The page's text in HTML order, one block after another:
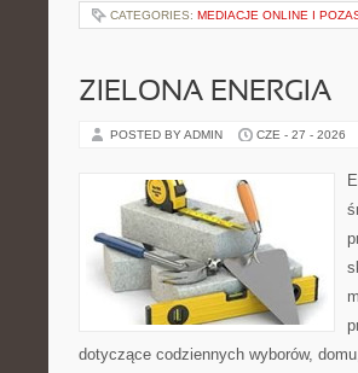
CATEGORIES: MEDIACJE ONLINE I
ZIELONA ENERGIA
POSTED BY ADMIN CZE - 27 - 2026
dotyczące codziennych wyborów,